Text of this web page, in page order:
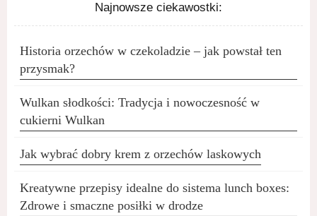
Najnowsze ciekawostki:
Historia orzechów w czekoladzie – jak powstał ten
przysmak?
Wulkan słodkości: Tradycja i nowoczesność w
cukierni Wulkan
Jak wybrać dobry krem z orzechów laskowych
Kreatywne przepisy idealne do sistema lunch boxes:
Zdrowe i smaczne posiłki w drodze